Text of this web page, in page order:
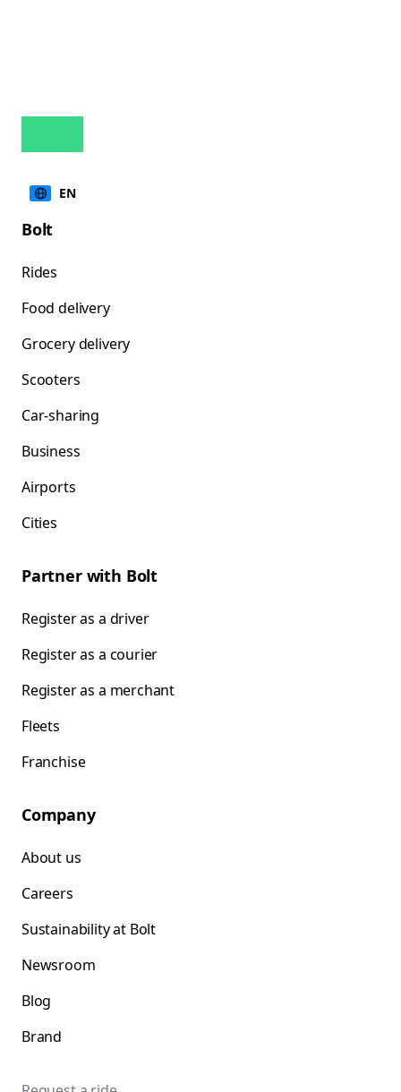
EN
Bolt
Rides
Food delivery
Grocery delivery
Scooters
Car-sharing
Business
Airports
Cities
Partner with Bolt
Register as a driver
Register as a courier
Register as a merchant
Fleets
Franchise
Company
About us
Careers
Sustainability at Bolt
Newsroom
Blog
Brand